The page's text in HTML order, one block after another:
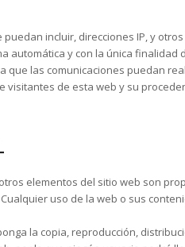
incluir, direcciones IP, y
automática y con la única
las comunicaciones puedan
de esta web y su
elementos del sitio web son
uso de la web o sus
la copia, reproducción,